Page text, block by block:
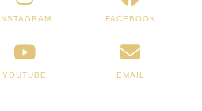
FACEBOOK
YOUTUBE EMAIL